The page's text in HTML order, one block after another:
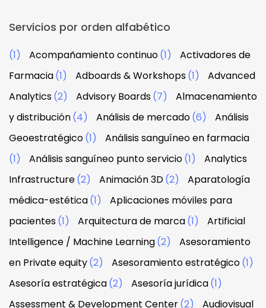
Servicios por orden alfabético
(1) Acompañamiento continuo(1)
Activadores de
Farmacia(1) Adboards & Workshops(1)
Advanced
Analytics(2) Advisory Boards(7)
Almacenamiento
y distribución(4) Análisis de mercado(6)
Análisis
Geoestratégico(1)
Análisis sanguíneo en farmacia
(1)
Análisis sanguíneo punto servicio(1)
Analytics
Infrastructure(2) Animación 3D(2)
Aparatología
médica-estética(1)
Aplicaciones móviles para
pacientes(1) Arquitectura de marca(1)
Artificial
Intelligence / Machine Learning(2)
Asesoramiento
en Private equity(2) Asesoramiento estratégico(1)
Asesoría estratégica(2) Asesoría jurídica(1)
Assessment & Development Center(2) Audiovisual